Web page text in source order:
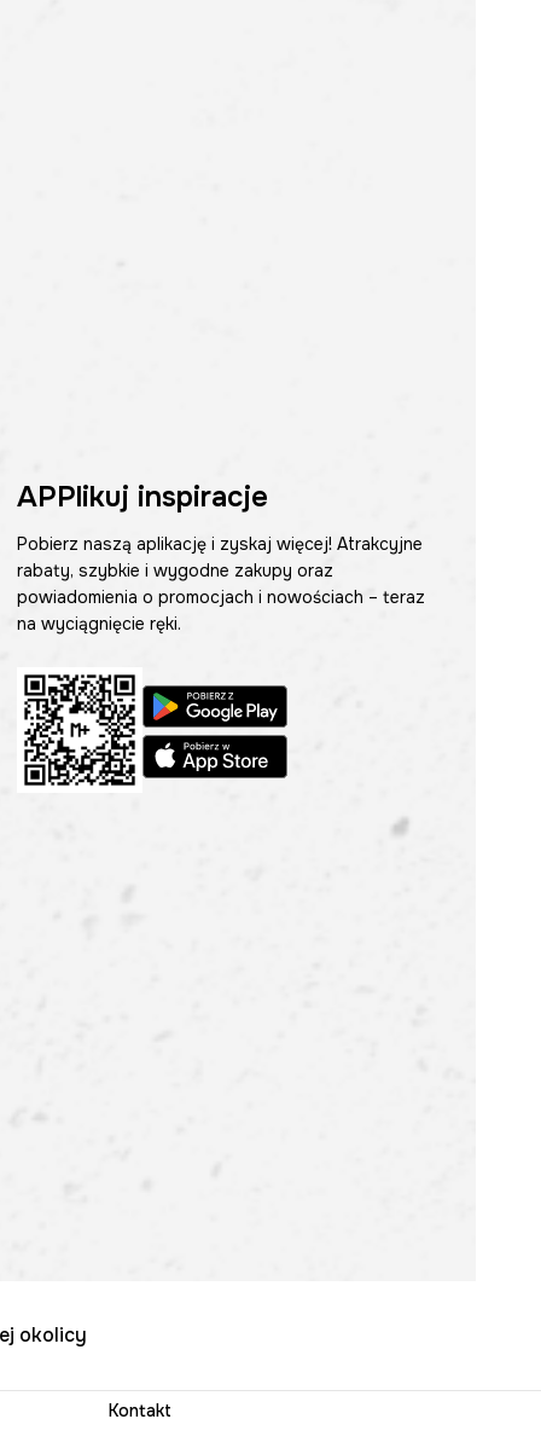
APPlikuj inspiracje
Pobierz naszą aplikację i zyskaj więcej! Atrakcyjne
rabaty, szybkie i wygodne zakupy oraz
powiadomienia o promocjach i nowościach – teraz
na wyciągnięcie ręki.
okolicy
Kontakt